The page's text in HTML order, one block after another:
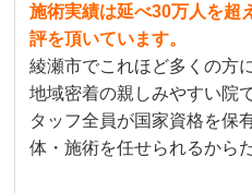
施術実績は延べ30万人を超
評を頂いています。
綾瀬市でこれほど多くの方
地域密着の親しみやすい院
タッフ全員が国家資格を保
体・施術を任せられるから